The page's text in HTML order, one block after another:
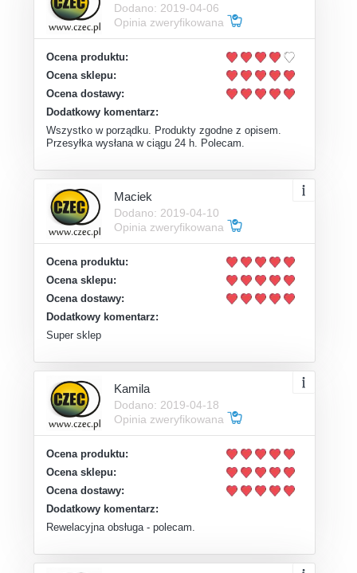
Dodano: 2019-04-06
Opinia zweryfikowana
Ocena produktu:
Ocena sklepu:
Ocena dostawy:
Dodatkowy komentarz:
Wszystko w porządku. Produkty zgodne z opisem.
Przesyłka wysłana w ciągu 24 h. Polecam.
Maciek
Dodano: 2019-04-10
Opinia zweryfikowana
Ocena produktu:
Ocena sklepu:
Ocena dostawy:
Dodatkowy komentarz:
Super sklep
Kamila
Dodano: 2019-04-18
Opinia zweryfikowana
Ocena produktu:
Ocena sklepu:
Ocena dostawy:
Dodatkowy komentarz:
Rewelacyjna obsługa - polecam.